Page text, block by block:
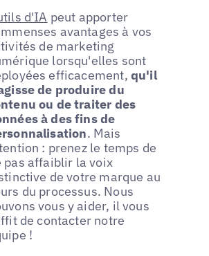
d'IA peut apporter
avantages à vos
de marketing
lorsqu'elles sont
efficacement, qu'il
de produire du
ou de traiter des
à des fins de
. Mais
: prenez le temps de
pas affaiblir la voix
de votre marque au
du processus. Nous
vous y aider, il vous
de contacter notre
!